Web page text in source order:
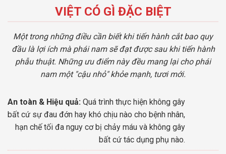
VIỆT CÓ GÌ ĐẶC BIỆT
Một trong những điều cần biết khi tiến hành cắt bao quy
đầu là lợi ích mà phái nam sẽ đạt được sau khi tiến hành
phẫu thuật. Những ưu điểm này đều mang lại cho phái
nam một "cậu nhỏ" khỏe mạnh, tươi mới.
An toàn & Hiệu quả: Quá trình thực hiện không gây
bất cứ sự đau đớn hay khó chịu nào cho bệnh nhân,
hạn chế tối đa nguy cơ bị chảy máu và không gây
bất cứ tác dụng phụ nào.